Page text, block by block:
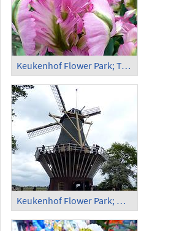
Keukenhof Flower Park; Tulips (13)
Keukenhof Flower Park; Wind Mill